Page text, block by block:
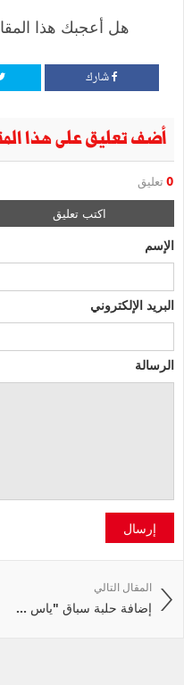
هل أعجبك هذا
شارك
أضف تعليق على هذا
0 تعليق
اكتب تعليق
الإسم
البريد الإلكتروني
الرسالة
إرسال
المقال التالي
إضافة حلبة سباق "ياس ...